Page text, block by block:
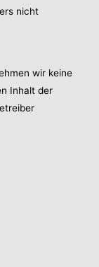
nicht
wir keine
Inhalt der